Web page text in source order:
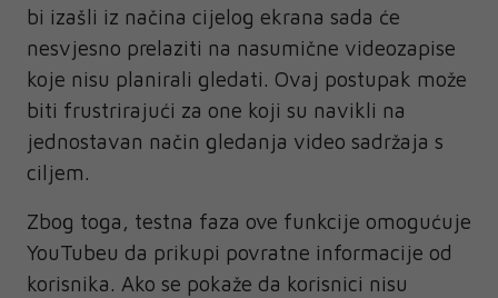
bi izašli iz načina cijelog ekrana sada će
nesvjesno prelaziti na nasumične videozapise
koje nisu planirali gledati. Ovaj postupak može
biti frustrirajući za one koji su navikli na
jednostavan način gledanja video sadržaja s
ciljem.
Zbog toga, testna faza ove funkcije omogućuje
YouTubeu da prikupi povratne informacije od
korisnika. Ako se pokaže da korisnici nisu